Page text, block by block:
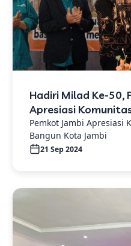
Hadiri Milad Ke-50,
Apresiasi
Kota Jambi
Pemkot Jambi Apresiasi
Bangun Kota Jambi
21 Sep 2024